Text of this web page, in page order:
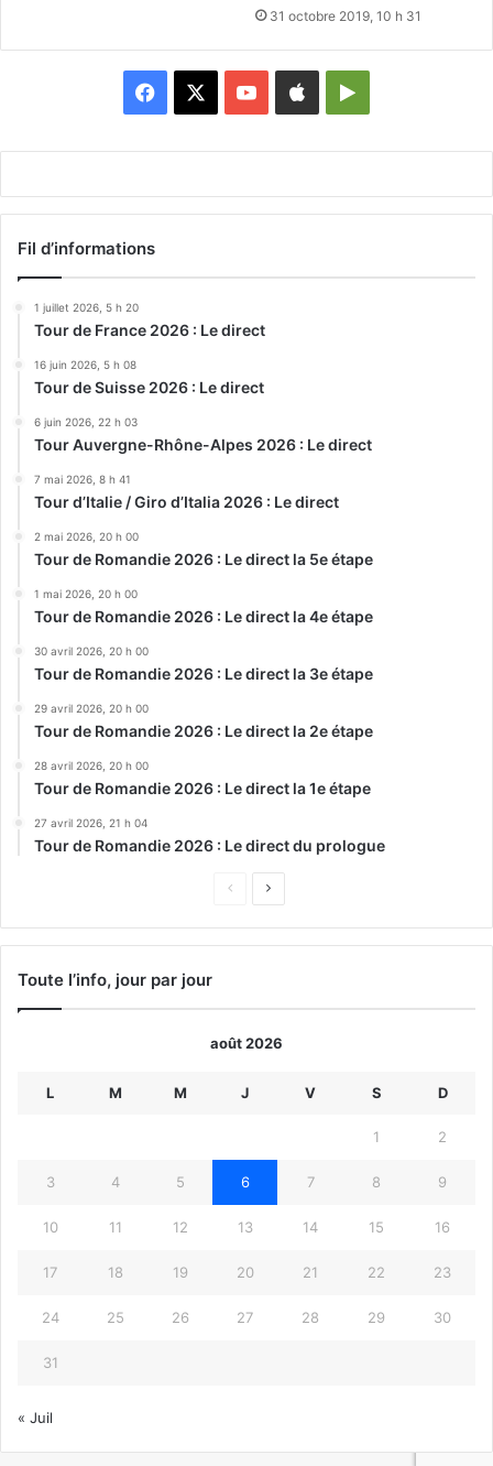
31 octobre 2019, 10 h 31
Facebook YouTubeAppleGoogle
Fil d’informations
1 juillet 2026, 5 h 20
Tour de France 2026 : Le direct
16 juin 2026, 5 h 08
Tour de Suisse 2026 : Le direct
6 juin 2026, 22 h 03
Tour Auvergne-Rhône-Alpes 2026 : Le direct
7 mai 2026, 8 h 41
Tour d’Italie / Giro d’Italia 2026 : Le direct
2 mai 2026, 20 h 00
Tour de Romandie 2026 : Le direct la 5e étape
1 mai 2026, 20 h 00
Tour de Romandie 2026 : Le direct la 4e étape
30 avril 2026, 20 h 00
Tour de Romandie 2026 : Le direct la 3e étape
29 avril 2026, 20 h 00
Tour de Romandie 2026 : Le direct la 2e étape
28 avril 2026, 20 h 00
Tour de Romandie 2026 : Le direct la 1e étape
27 avril 2026, 21 h 04
Tour de Romandie 2026 : Le direct du prologue
Page
Page
Toute l’info, jour par jour
août 2026
L M M J V S D
1 2
3 4 5 6 7 8 9
10 11 12 13 14 15 16
17 18 19 20 21 22 23
24 25 26 27 28 29 30
31
« Juil